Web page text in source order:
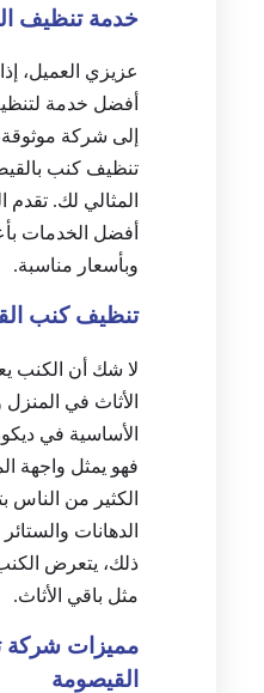
خدمة تنظيف
عزيزي العميل،
أفضل خدمة
إلى شركة
تنظيف كنب
المثالي لك. تقدم
أفضل الخدمات
وبأسعار مناسبة.
تنظيف كنب
لا شك أن الكنب
الأثاث في المنزل
الأساسية في
فهو يمثل واجهة
الكثير من الناس
الدهانات
ذلك، يتعرض الكنب
مثل باقي الأثاث.
مميزات
القيصومة